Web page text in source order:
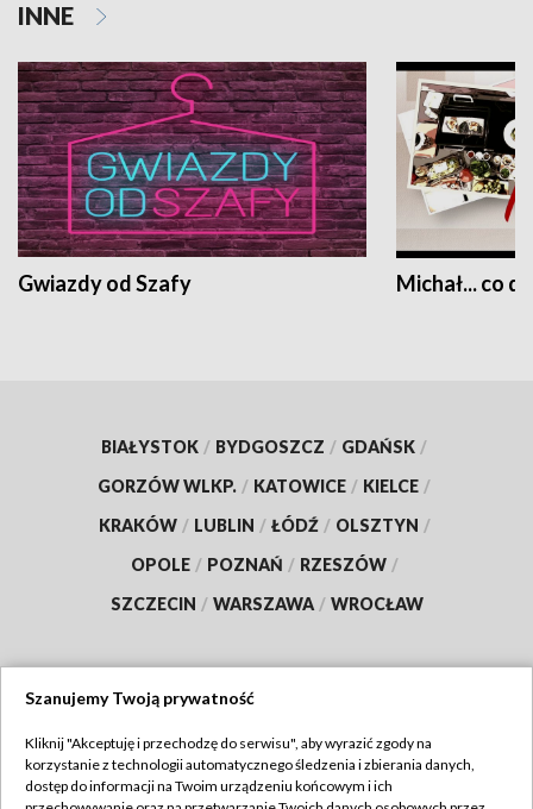
INNE
Gwiazdy od Szafy Michał... co
BIAŁYSTOK / BYDGOSZCZ / GDAŃSK /
GORZÓW WLKP. / KATOWICE / KIELCE /
KRAKÓW / LUBLIN / ŁÓDŹ / OLSZTYN /
OPOLE / POZNAŃ / RZESZÓW /
SZCZECIN / WARSZAWA / WROCŁAW
TVP
Szanujemy Twoją prywatność
Kliknij "Akceptuję i przechodzę do serwisu", aby wyrazić zgody na
korzystanie z technologii automatycznego śledzenia i zbierania danych,
dostęp do informacji na Twoim urządzeniu końcowym i ich